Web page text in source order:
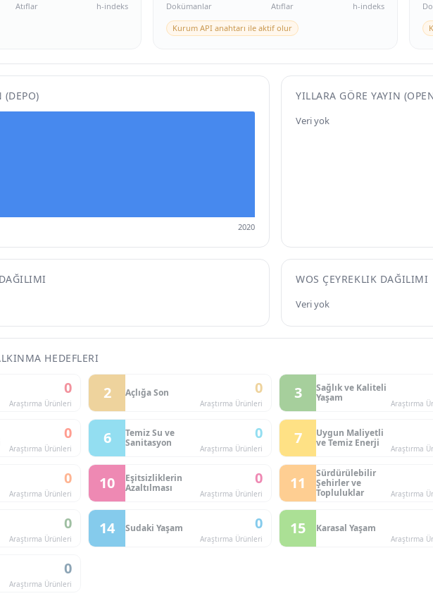
Atıflar h-indeks Dokümanlar Atıflar h-indeks
Kurum API anahtarı ile aktif olur
(DEPO)
2020
YILLARA GÖRE YAYIN
Veri yok
WOS ÇEYREKLIK DAĞILIMI
Veri yok
HEDEFLERI
0
Araştırma Ürünleri
2 Açlığa Son 0
Araştırma Ürünleri
3
Sağlık ve Kaliteli
Yaşam
Araştırma
0
Araştırma Ürünleri
6
Temiz Su ve
Sanitasyon
0
Araştırma Ürünleri
7
Uygun Maliyetli
ve Temiz Enerji
Araştırma
0
Araştırma Ürünleri
10
Eşitsizliklerin
Azaltılması
0
Araştırma Ürünleri
11
Sürdürülebilir
Şehirler ve
Topluluklar
Araştırma
0
Araştırma Ürünleri
14 Sudaki Yaşam 0
Araştırma Ürünleri
15 Karasal Yaşam
Araştırma
0
Araştırma Ürünleri